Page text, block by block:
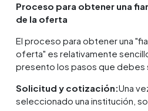
Proceso para obtener una
de la oferta
El proceso para obtener una
oferta" es relativamente
presento los pasos que debes
Solicitud y cotización:Una
seleccionado una institución,